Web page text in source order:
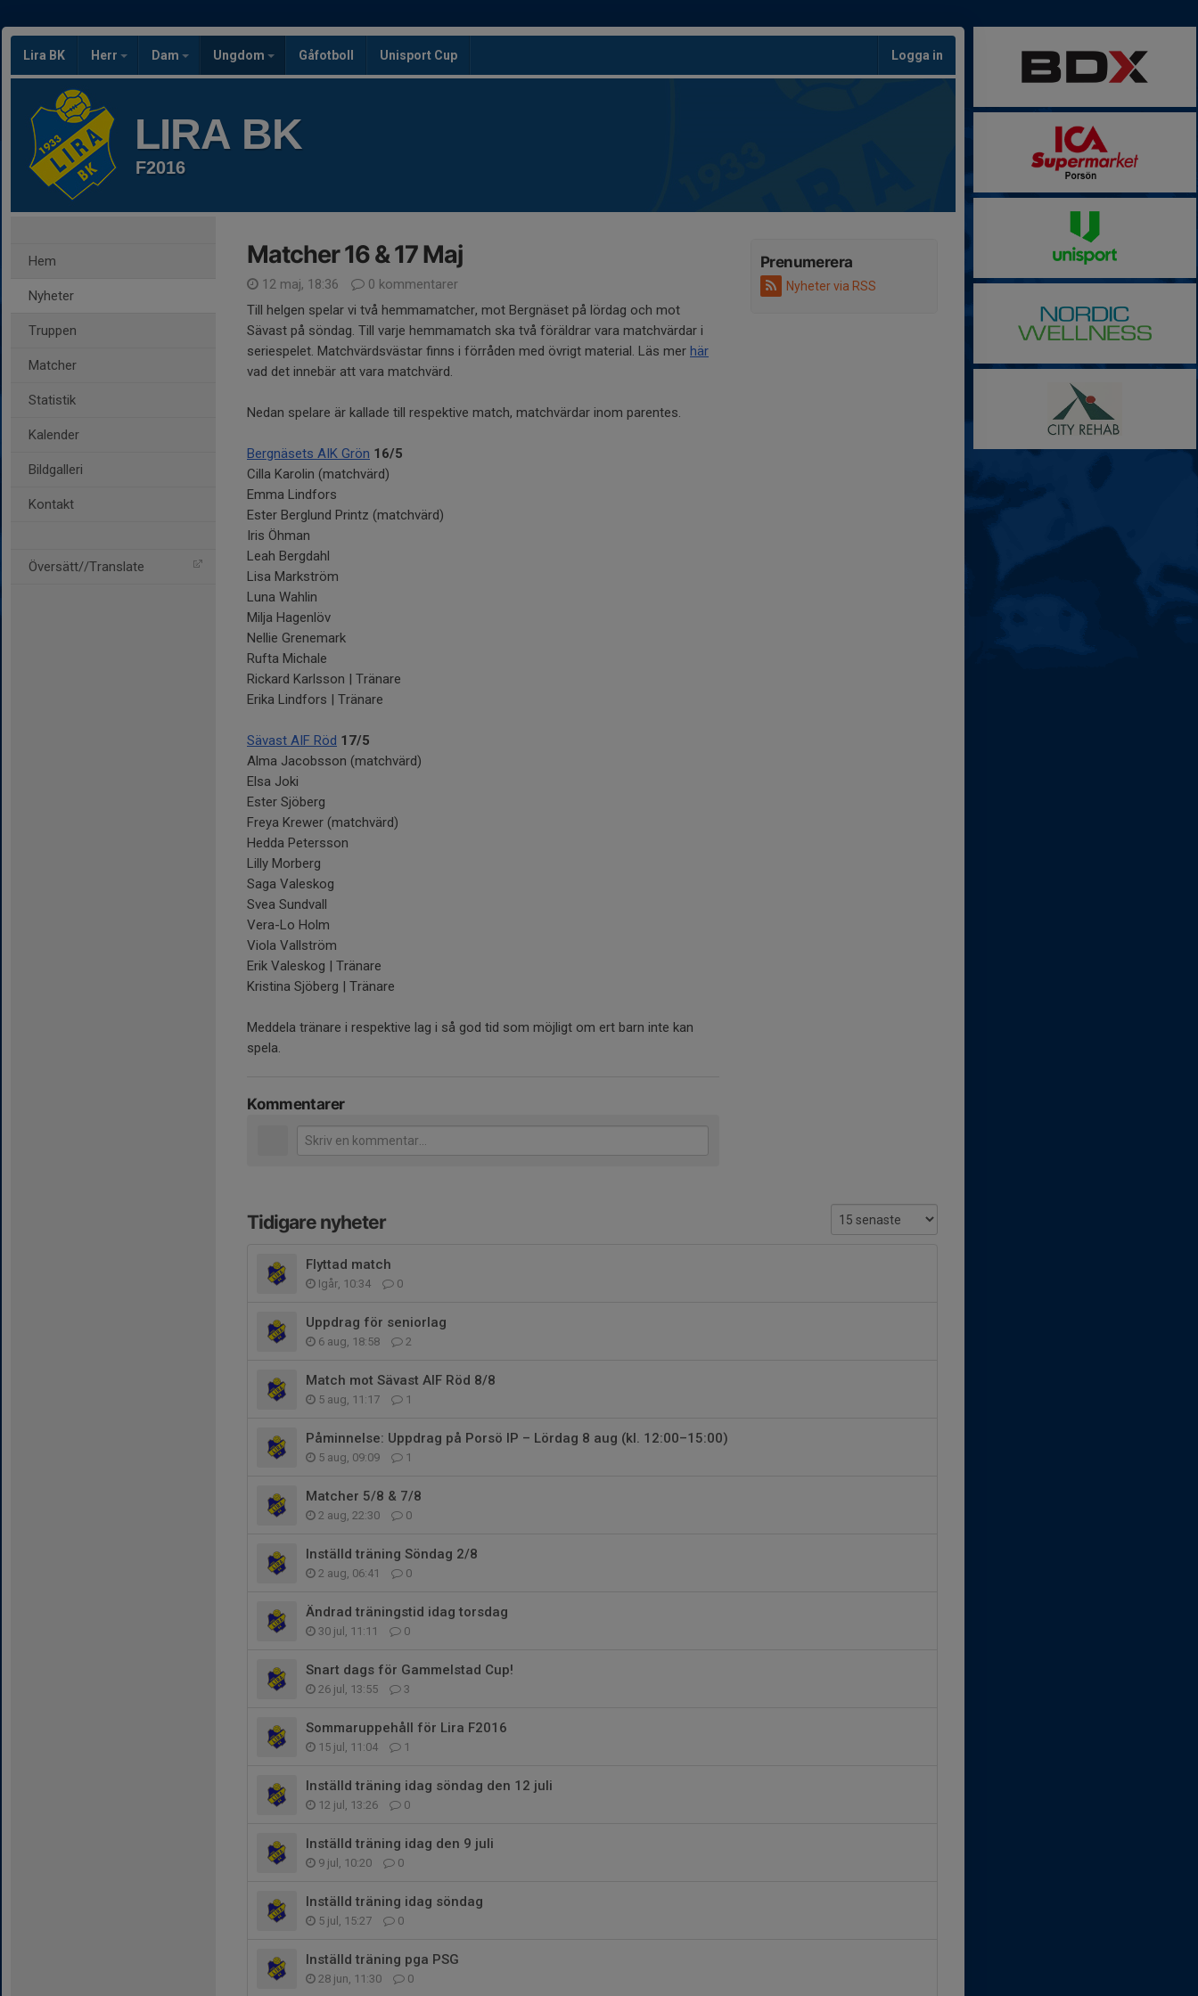
Lira BK Herr Dam Ungdom Gåfotboll Unisport Cup Logga in
LIRA BK
F2016
Hem
Nyheter
Truppen
Matcher
Statistik
Kalender
Bildgalleri
Kontakt
Översätt//Translate
Prenumerera
Nyheter via RSS
Matcher 16 & 17 Maj
12 maj, 18:36
0 kommentarer
Till helgen spelar vi två hemmamatcher, mot Bergnäset på lördag och mot
Sävast på söndag. Till varje hemmamatch ska två föräldrar vara matchvärdar i
seriespelet. Matchvärdsvästar finns i förråden med övrigt material. Läs mer här
vad det innebär att vara matchvärd.
Nedan spelare är kallade till respektive match, matchvärdar inom parentes.
Bergnäsets AIK Grön 16/5
Cilla Karolin (matchvärd)
Emma Lindfors
Ester Berglund Printz (matchvärd)
Iris Öhman
Leah Bergdahl
Lisa Markström
Luna Wahlin
Milja Hagenlöv
Nellie Grenemark
Rufta Michale
Rickard Karlsson | Tränare
Erika Lindfors | Tränare
Sävast AIF Röd 17/5
Alma Jacobsson (matchvärd)
Elsa Joki
Ester Sjöberg
Freya Krewer (matchvärd)
Hedda Petersson
Lilly Morberg
Saga Valeskog
Svea Sundvall
Vera-Lo Holm
Viola Vallström
Erik Valeskog | Tränare
Kristina Sjöberg | Tränare
Meddela tränare i respektive lag i så god tid som möjligt om ert barn inte kan
spela.
Kommentarer
Tidigare nyheter
Flyttad match
Igår, 10:34 0
Uppdrag för seniorlag
6 aug, 18:58 2
Match mot Sävast AIF Röd 8/8
5 aug, 11:17 1
Påminnelse: Uppdrag på Porsö IP – Lördag 8 aug (kl. 12:00–15:00)
5 aug, 09:09 1
Matcher 5/8 & 7/8
2 aug, 22:30 0
Inställd träning Söndag 2/8
2 aug, 06:41 0
Ändrad träningstid idag torsdag
30 jul, 11:11 0
Snart dags för Gammelstad Cup!
26 jul, 13:55 3
Sommaruppehåll för Lira F2016
15 jul, 11:04 1
Inställd träning idag söndag den 12 juli
12 jul, 13:26 0
Inställd träning idag den 9 juli
9 jul, 10:20 0
Inställd träning idag söndag
5 jul, 15:27 0
Inställd träning pga PSG
28 jun, 11:30 0